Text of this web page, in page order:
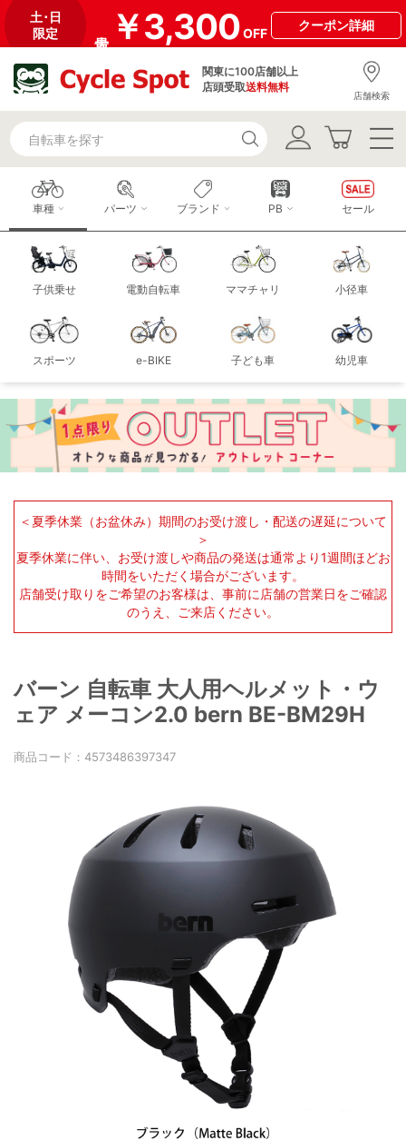
土･日
限定
￥3,300OFF
クーポン詳細
関東に100店舗以上
店頭受取送料無料
店舗検索
車種
子供乗せ 電動自転車 ママチャリ 小径車
スポーツ e-BIKE 子ども車 幼児車
パーツ ブランド PB セール
＜夏季休業（お盆休み）期間のお受け渡し・配送の遅延について
＞
夏季休業に伴い、お受け渡しや商品の発送は通常より1週間ほどお
時間をいただく場合がございます。
店舗受け取りをご希望のお客様は、事前に店舗の営業日をご確認
のうえ、ご来店ください。
バーン 自転車 大人用ヘルメット・ウ
ェア メーコン2.0 bern BE-BM29H
商品コード： 4573486397347